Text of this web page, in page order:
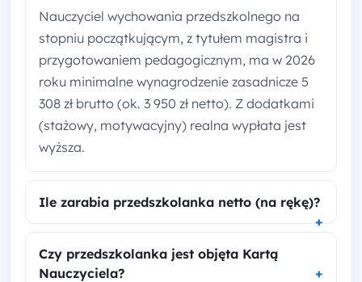
Nauczyciel wychowania przedszkolnego na
stopniu początkującym, z tytułem magistra i
przygotowaniem pedagogicznym, ma w 2026
roku minimalne wynagrodzenie zasadnicze 5
308 zł brutto (ok. 3 950 zł netto). Z dodatkami
(stażowy, motywacyjny) realna wypłata jest
wyższa.
Ile zarabia przedszkolanka netto (na rękę)?
Czy przedszkolanka jest objęta Kartą
Nauczyciela?